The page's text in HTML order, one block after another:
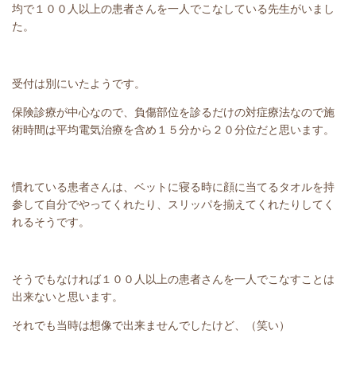
均で１００人以上の患者さんを一人でこなしている先生がいまし
た。
受付は別にいたようです。
保険診療が中心なので、負傷部位を診るだけの対症療法なので施
術時間は平均電気治療を含め１５分から２０分位だと思います。
慣れている患者さんは、ベットに寝る時に顔に当てるタオルを持
参して自分でやってくれたり、スリッパを揃えてくれたりしてく
れるそうです。
そうでもなければ１００人以上の患者さんを一人でこなすことは
出来ないと思います。
それでも当時は想像で出来ませんでしたけど、（笑い）